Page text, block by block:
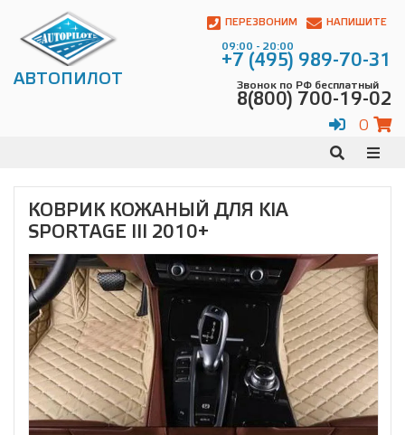
АВТОПИЛОТ
ПЕРЕЗВОНИМ НАПИШИТЕ
09:00 - 20:00
+7 (495) 989-70-31
Звонок по РФ бесплатный
8(800) 700-19-02
0
КОВРИК КОЖАНЫЙ ДЛЯ KIA
SPORTAGE III 2010+
Контакты:
Адрес:
Чагинская
700-
Телефон:+7
(495)
989-
Электронная
почта:
info@avtopilot1.ru